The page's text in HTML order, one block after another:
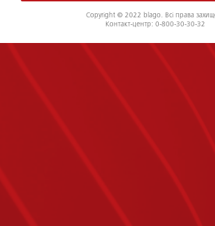
Сopyright © 2022 blago. Всі права
Контакт-центр: 0-800-30-30-32